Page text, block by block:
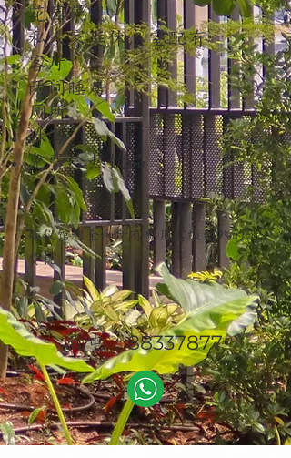
花园景观
私人家庭休息室配有
客厅
两间睡房
厕所
淋浴
免费冷热饮品
殡仪馆租金和所有 费用需缴纳9%的消
费税
致电：88337877